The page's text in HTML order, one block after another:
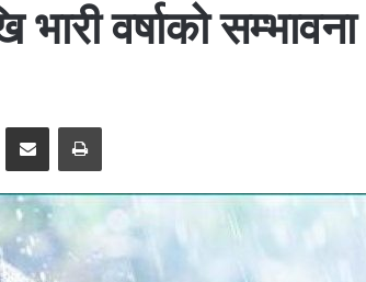
वर्षाको सम्भावना